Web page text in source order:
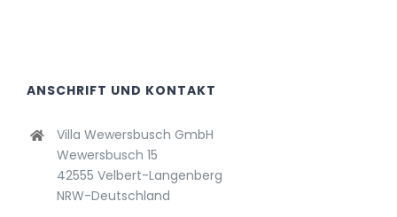
ANSCHRIFT UND KONTAKT
Villa Wewersbusch GmbH
Wewersbusch 15
42555 Velbert-Langenberg
NRW-Deutschland